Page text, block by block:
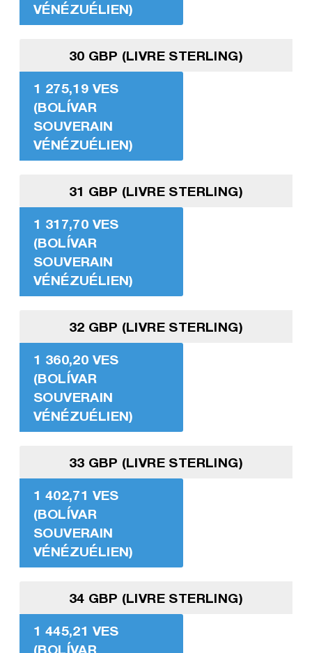
VÉNÉZUÉLIEN)
30 GBP (LIVRE STERLING)
1 275,19 VES
(BOLÍVAR
SOUVERAIN
VÉNÉZUÉLIEN)
31 GBP (LIVRE STERLING)
1 317,70 VES
(BOLÍVAR
SOUVERAIN
VÉNÉZUÉLIEN)
32 GBP (LIVRE STERLING)
1 360,20 VES
(BOLÍVAR
SOUVERAIN
VÉNÉZUÉLIEN)
33 GBP (LIVRE STERLING)
1 402,71 VES
(BOLÍVAR
SOUVERAIN
VÉNÉZUÉLIEN)
34 GBP (LIVRE STERLING)
1 445,21 VES
(BOLÍVAR